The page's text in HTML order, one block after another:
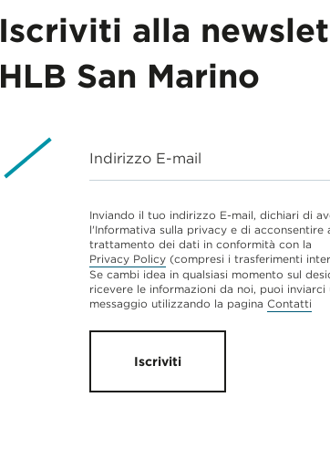
Iscriviti alla
HLB San Marino
Indirizzo E-mail
Inviando il tuo indirizzo E-mail, dichiari di
l'Informativa sulla privacy e di acconsentire
trattamento dei dati in conformità con la
Privacy Policy (compresi i trasferimenti
Se cambi idea in qualsiasi momento sul
ricevere le informazioni da noi, puoi inviarci
messaggio utilizzando la pagina Contatti
Iscriviti